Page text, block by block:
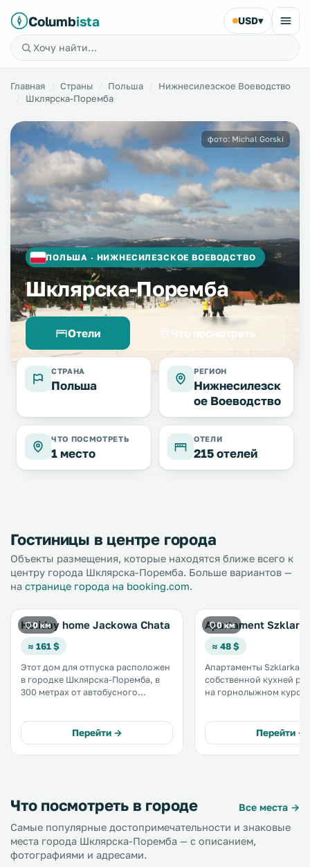
Columbista USD▾
Главная Страны Польша
Нижнесилезское Воеводство
Шклярска-Поремба
ПОЛЬША · НИЖНЕСИЛЕЗСКОЕ ВОЕВОДСТВО
Шклярска-Поремба
Отели Что посмотреть
фото: Michal Gorski
СТРАНА
Польша
РЕГИОН
Нижнесилезск
ое Воеводство
ЧТО ПОСМОТРЕТЬ
1 место
ОТЕЛИ
215 отелей
Гостиницы в центре города
Объекты размещения, которые находятся ближе всего к
центру города Шклярска-Поремба. Больше вариантов —
на странице города на booking.com.
0 км
Holiday home Jackowa Chata
≈ 161 $
Этот дом для отпуска расположен
в городке Шклярска-Поремба, в
300 метрах от автобусного
парковка и бесплатный Wi-Fi. В
числе удобств — кухня с
посудомоечной машиной и
Перейти →
0 км
Apartament
≈ 48 $
Апартаменты Szklarka6
собственной кухней
на горнолыжном
бесплатная парковка. В
распоряжении гостей
апартаментов гостиная
Перейти →
Что посмотреть в городе
Все места →
Самые популярные достопримечательности и знаковые
места города Шклярска-Поремба — с описанием,
фотографиями и адресами.